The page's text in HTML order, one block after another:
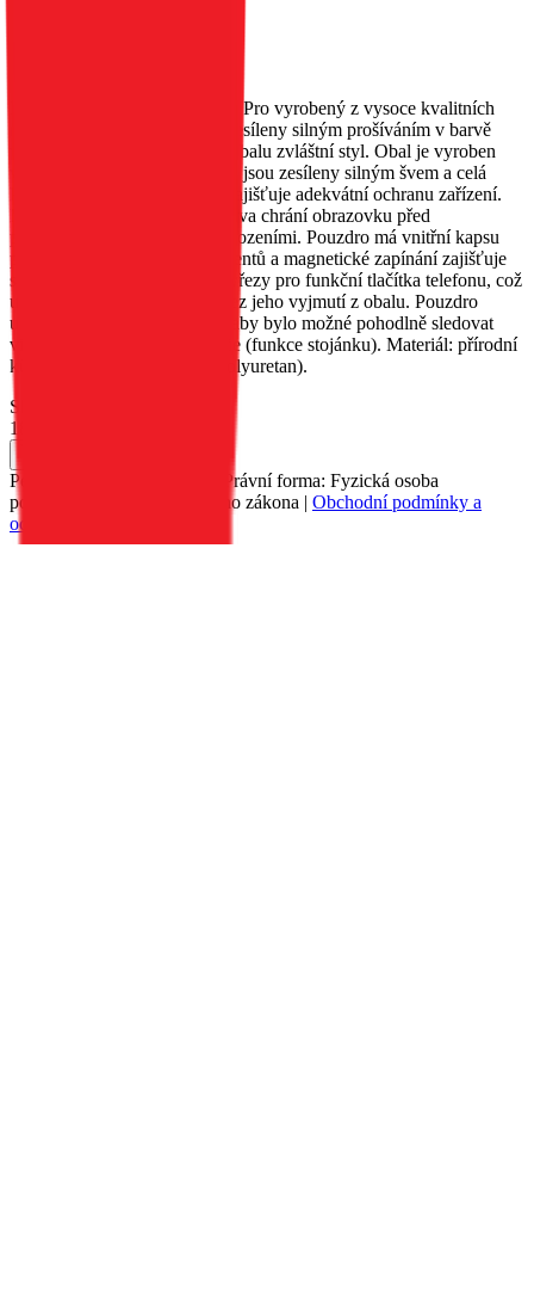
Elegantní, klasický obal Smart Pro vyrobený z vysoce kvalitních
materiálů. Okraje, které jsou zesíleny silným prošíváním v barvě
vnitřního materiálu, dodávají obalu zvláštní styl. Obal je vyroben
velmi pevně a pečlivě – okraje jsou zesíleny silným švem a celá
konstrukce je zpevněna, což zajišťuje adekvátní ochranu zařízení.
Měkká vnitřní povrchová úprava chrání obrazovku před
poškrábáním a drobnými poškozeními. Pouzdro má vnitřní kapsu
pro uložení důležitých dokumentů a magnetické zapínání zajišťuje
snadné používání. Obal má výřezy pro funkční tlačítka telefonu, což
umožňuje používat zařízení bez jeho vyjmutí z obalu. Pouzdro
umožňuje umístit telefon tak, aby bylo možné pohodlně sledovat
video nebo prohlížet fotografie (funkce stojánku). Materiál: přírodní
kůže, TPU (termoplastický polyuretan).
Skladem 34 ks u dodavatele
189 Kč
Petr Matyáš, IČ: 00705331, Právní forma: Fyzická osoba
podnikající dle živnostenského zákona | Obchodní podmínky a
ochrana osobních údajů